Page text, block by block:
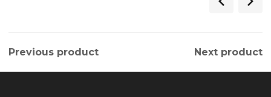
Previous product Next product